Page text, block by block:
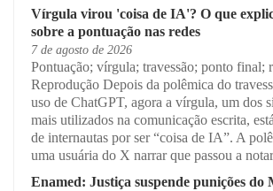
Vírgula virou 'coisa de IA'? O que
sobre a pontuação nas redes
7 de agosto de 2026
Pontuação; vírgula; travessão; ponto final;
Reprodução Depois da polêmica do
uso de ChatGPT, agora a vírgula, um dos
mais utilizados na comunicação escrita,
de internautas por ser “coisa de IA”. A
uma usuária do X narrar que passou a
Enamed: Justiça suspende punições do